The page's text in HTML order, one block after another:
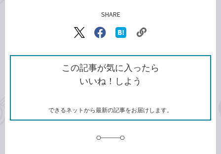
SHARE
X（旧
で
シ
ェ
ア
Facebook
シ
ェ
ア
な
ッ
ク
ク
ク
を
コ
この記事が気に入ったら
いいね！しよう
できるネットから最新の記事をお届けします。